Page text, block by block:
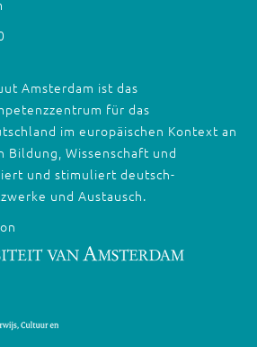
Amsterdam ist das
für das
im europäischen Kontext an
Wissenschaft und
und stimuliert deutsch-
und Austausch.